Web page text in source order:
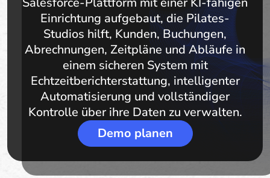
Einrichtung aufgebaut, die Pilates-
Studios hilft, Kunden, Buchungen,
Abrechnungen, Zeitpläne und Abläufe in
einem sicheren System mit
Echtzeitberichterstattung, intelligenter
Automatisierung und vollständiger
Kontrolle über ihre Daten zu verwalten.
Demo planen